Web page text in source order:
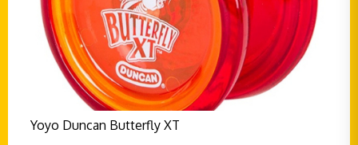
Yoyo Duncan Butterfly XT